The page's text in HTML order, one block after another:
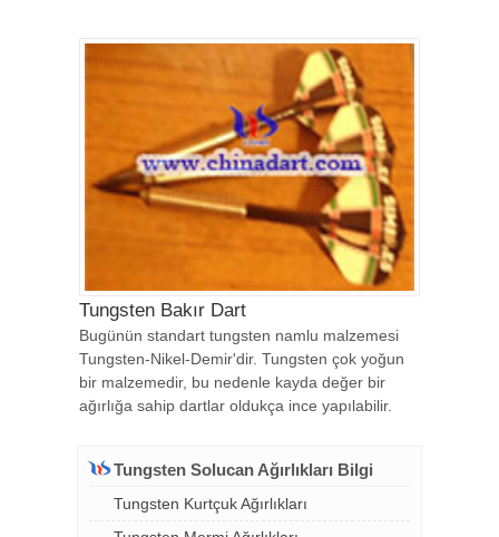
Tungsten Bakır Dart
Bugünün standart tungsten namlu malzemesi
Tungsten-Nikel-Demir'dir. Tungsten çok yoğun
bir malzemedir, bu nedenle kayda değer bir
ağırlığa sahip dartlar oldukça ince yapılabilir.
Tungsten Solucan Ağırlıkları Bilgi
Tungsten Kurtçuk Ağırlıkları